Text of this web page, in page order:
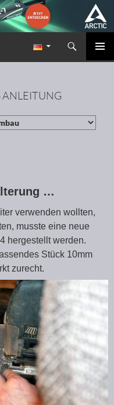
Portal
ANLEITUNG
…
verwenden wollten,
musste eine neue
hergestellt werden.
Stück 10mm
zurecht.